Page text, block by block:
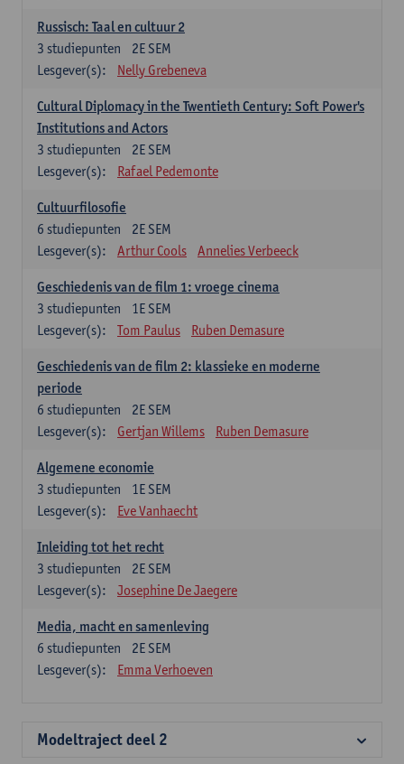
Russisch: Taal en cultuur 2
2E SEM
3 studiepunten
Lesgever(s):
Nelly Grebeneva
Cultural Diplomacy in the Twentieth Century: Soft Power's
Institutions and Actors
2E SEM
3 studiepunten
Lesgever(s):
Rafael Pedemonte
Cultuurfilosofie
2E SEM
6 studiepunten
Lesgever(s):
Arthur Cools Annelies Verbeeck
Geschiedenis van de film 1: vroege cinema
1E SEM
3 studiepunten
Lesgever(s):
Tom Paulus Ruben Demasure
Geschiedenis van de film 2: klassieke en moderne
periode
2E SEM
6 studiepunten
Lesgever(s):
Gertjan Willems Ruben Demasure
Algemene economie
1E SEM
3 studiepunten
Lesgever(s):
Eve Vanhaecht
Inleiding tot het recht
2E SEM
3 studiepunten
Lesgever(s):
Josephine De Jaegere
Media, macht en samenleving
2E SEM
6 studiepunten
Lesgever(s):
Emma Verhoeven
Modeltraject deel 2